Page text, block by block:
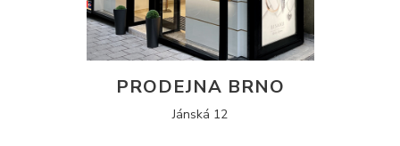
PRODEJNA BRNO
Jánská 12